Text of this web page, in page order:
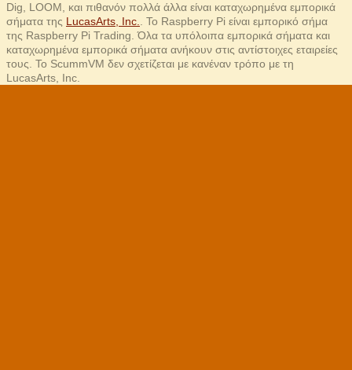
Dig, LOOM, και πιθανόν πολλά άλλα είναι καταχωρημένα εμπορικά
σήματα της LucasArts, Inc.
. Το Raspberry Pi είναι εμπορικό σήμα
της Raspberry Pi Trading. Όλα τα υπόλοιπα εμπορικά σήματα και
καταχωρημένα εμπορικά σήματα ανήκουν στις αντίστοιχες εταιρείες
τους. Το ScummVM δεν σχετίζεται με κανέναν τρόπο με τη
LucasArts, Inc.